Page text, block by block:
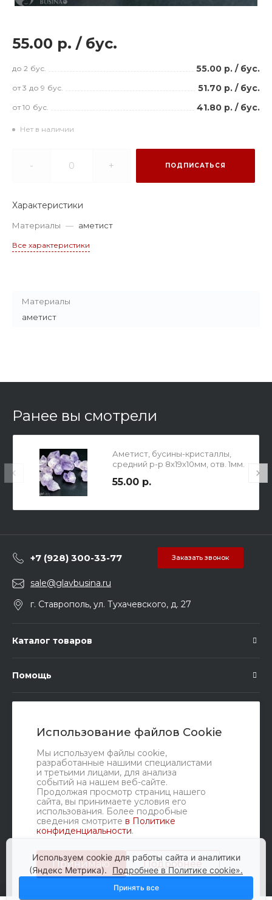
Использование файлов Cookie
Мы используем файлы cookie,
разработанные нашими специалистами
и третьими лицами, для анализа
событий на нашем веб-сайте.
Продолжая просмотр страниц нашего
сайта, вы принимаете условия его
использования. Более подробные
сведения смотрите в Политике
конфиденциальности.
Принимаю Подробнее
55.00 р. / бус.
до 2 бус. 55.00 р. / бус.
от 3 до 9 бус. 51.70 р. / бус.
от 10 бус. 41.80 р. / бус.
Нет в наличии
- + ПОДПИСАТЬСЯ
Характеристики
Материалы — аметист
Все характеристики
Материалы
аметист
Ранее вы смотрели
Аметист, бусины-кристаллы,
средний р-р 8х19х10мм, отв. 1мм.
55.00 р.
+7 (928) 300-33-77 Заказать звонок
sale@glavbusina.ru
г. Ставрополь, ул. Тухачевского, д. 27
Каталог товаров
Помощь
Мы в соц. сетях
Используем cookie для работы сайта и аналитики
(Яндекс Метрика). Подробнее в Политике cookie».
Принять все